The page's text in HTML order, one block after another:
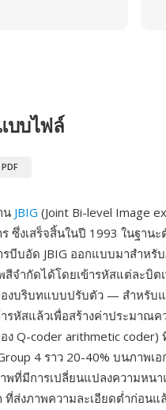
บบไฟล์
PDF
น JBIG (Joint Bi-level Image
ซึ่งเสร็จสิ้นในปี 1993 ในฐาน
บอัด JBIG ออกแบบมาสำหรับ
จำกัดได้โดยเข้ารหัสแต่ละบิ
งบริบทแบบปรับตัว — สำหรับ
รหัสแล้วเพื่อสร้างค่าประมาณค
Q-coder arithmetic coder)
4 ราว 20-40% บนภาพเ
พที่มีการเปลี่ยนแปลงความหน
ส่งภาพความละเอียดต่ำก่อนแ